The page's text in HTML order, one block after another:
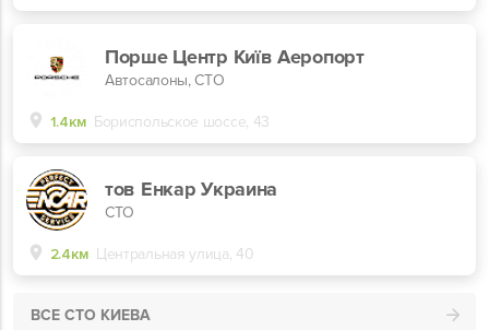
Порше Центр Київ Аеропорт
Автосалоны, СТО
1.4км Бориспольское шоссе, 43
тов Енкар Украина
СТО
2.4км Центральная улица, 40
ВСЕ СТО КИЕВА